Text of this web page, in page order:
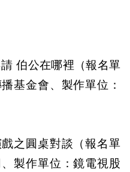
伯公在哪裡（報名單
基金會、製作單位：
之圓桌對談（報名單
製作單位：鏡電視股